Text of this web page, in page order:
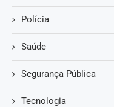
Polícia
Saúde
Segurança Pública
Tecnologia